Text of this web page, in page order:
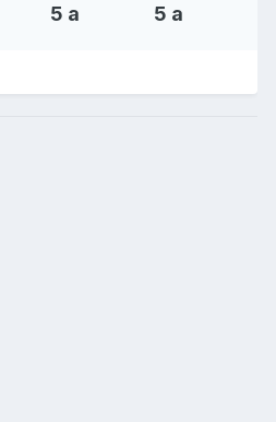
5 a 5 a